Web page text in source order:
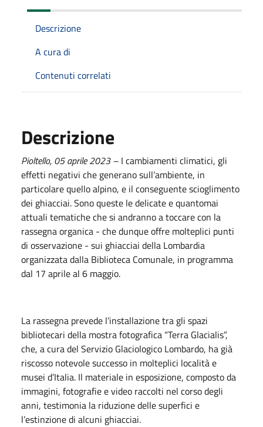
Descrizione
A cura di
Contenuti correlati
Descrizione
Pioltello, 05 aprile 2023 – I cambiamenti climatici, gli
effetti negativi che generano sull’ambiente, in
particolare quello alpino, e il conseguente scioglimento
dei ghiacciai. Sono queste le delicate e quantomai
attuali tematiche che si andranno a toccare con la
rassegna organica - che dunque offre molteplici punti
di osservazione - sui ghiacciai della Lombardia
organizzata dalla Biblioteca Comunale, in programma
dal 17 aprile al 6 maggio.
La rassegna prevede l’installazione tra gli spazi
bibliotecari della mostra fotografica “Terra Glacialis”,
che, a cura del Servizio Glaciologico Lombardo, ha già
riscosso notevole successo in molteplici località e
musei d’Italia. Il materiale in esposizione, composto da
immagini, fotografie e video raccolti nel corso degli
anni, testimonia la riduzione delle superfici e
l’estinzione di alcuni ghiacciai.